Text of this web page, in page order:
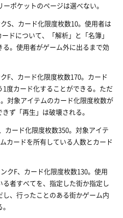
ポケットのページは選べない。
S、カード化限度枚数10。使用者は
ドについて、「解析」と「名簿」
。使用者がゲーム外に出るまで効
F、カード化限度枚数170。カード
度カード化することができる。ただ
対象アイテムのカード化限度枚数が
ず「再生」は破壊される。
カード化限度枚数350。対象アイテ
カードを所有している人数とカード
クF、カード化限度枚数130。使用
者すべてを、指定した街か指定し
、行ったことのある街かゲーム内